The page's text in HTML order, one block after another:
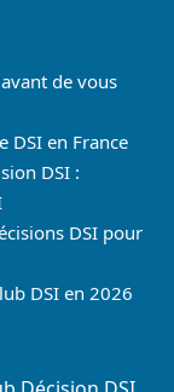
de vous
DSI en France
DSI :
DSI pour
DSI en 2026